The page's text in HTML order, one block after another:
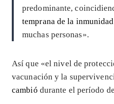
predominante,
temprana de la inmunidad
muchas personas».
Así que «el nivel de
vacunación y la
cambió durante el período